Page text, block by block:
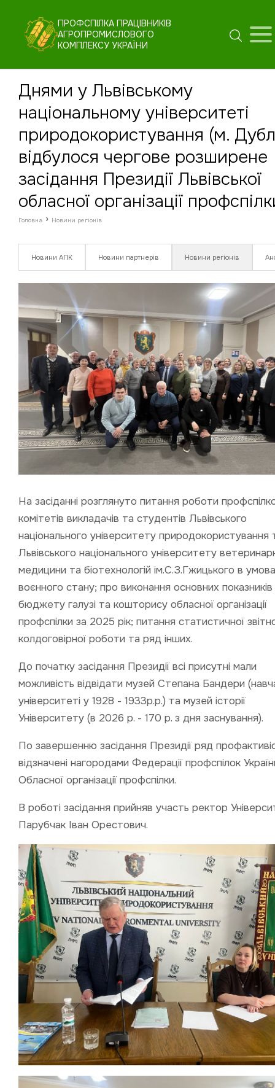
ПРОФСПІЛКА ПРАЦІВНИКІВ
АГРОПРОМИСЛОВОГО
КОМПЛЕКСУ УКРАЇНИ
Днями у Львівському
національному університеті
природокористування (м.
відбулося чергове розширене
засідання Президії Львівської
обласної організації
Головна › Новини регіонів
Новини АПК Новини партнерів Новини регіонів
На засіданні розглянуто питання роботи
комітетів викладачів та студентів Львівського
національного університету природокористування
Львівського національного університету
медицини та біотехнологій ім.С.З.Гжицького в
воєнного стану; про виконання основних показників
бюджету галузі та кошторису обласної організації
профспілки за 2025 рік; питання статистичної
колдоговірної роботи та ряд інших.
До початку засідання Президії всі присутні мали
можливість відвідати музей Степана Бандери
університеті у 1928 - 1933р.р.) та музей історії
Університету (в 2026 р. - 170 р. з дня заснування).
По завершенню засідання Президії ряд
відзначені нагородами Федерації профспілок
Обласної організації профспілки.
В роботі засідання прийняв участь ректор
Парубчак Іван Орестович.